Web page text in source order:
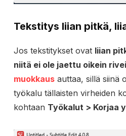
Tekstitys liian pitkä,
Jos tekstitykset ovat liian
niitä ei ole jaettu oikein
muokkaus auttaa, sillä siinä
työkalu tällaisten virheiden
kohtaan Työkalut > Korjaa